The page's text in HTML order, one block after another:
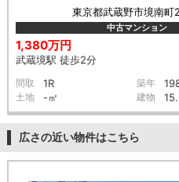
東京都武蔵野市境南町
中古マンション
1,380万円
武蔵境駅 徒歩2分
間取 1R 築年
土地 -㎡ 建物
広さの近い物件はこちら